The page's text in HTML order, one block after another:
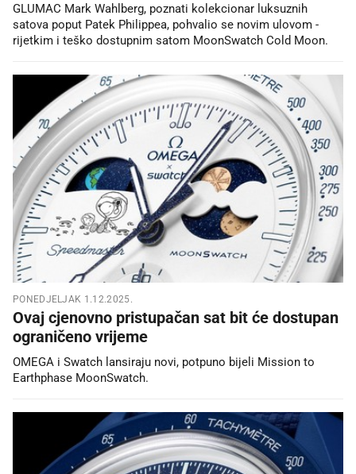
GLUMAC Mark Wahlberg, poznati kolekcionar luksuznih
satova poput Patek Philippea, pohvalio se novim ulovom -
rijetkim i teško dostupnim satom MoonSwatch Cold Moon.
PONEDJELJAK 1.12.2025.
Ovaj cjenovno pristupačan sat bit će dostupan
ograničeno vrijeme
OMEGA i Swatch lansiraju novi, potpuno bijeli Mission to
Earthphase MoonSwatch.